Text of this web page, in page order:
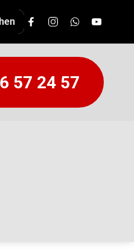
57 24 57